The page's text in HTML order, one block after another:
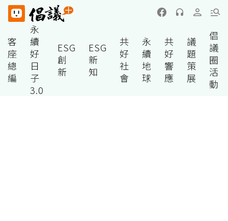
客
座
總
編
永
續
好
日
子
3.0
ESG
創
新
ESG
新
知
共
好
社
會
永
續
地
球
共
好
響
應
議
題
策
展
倡
議
圈
活
動